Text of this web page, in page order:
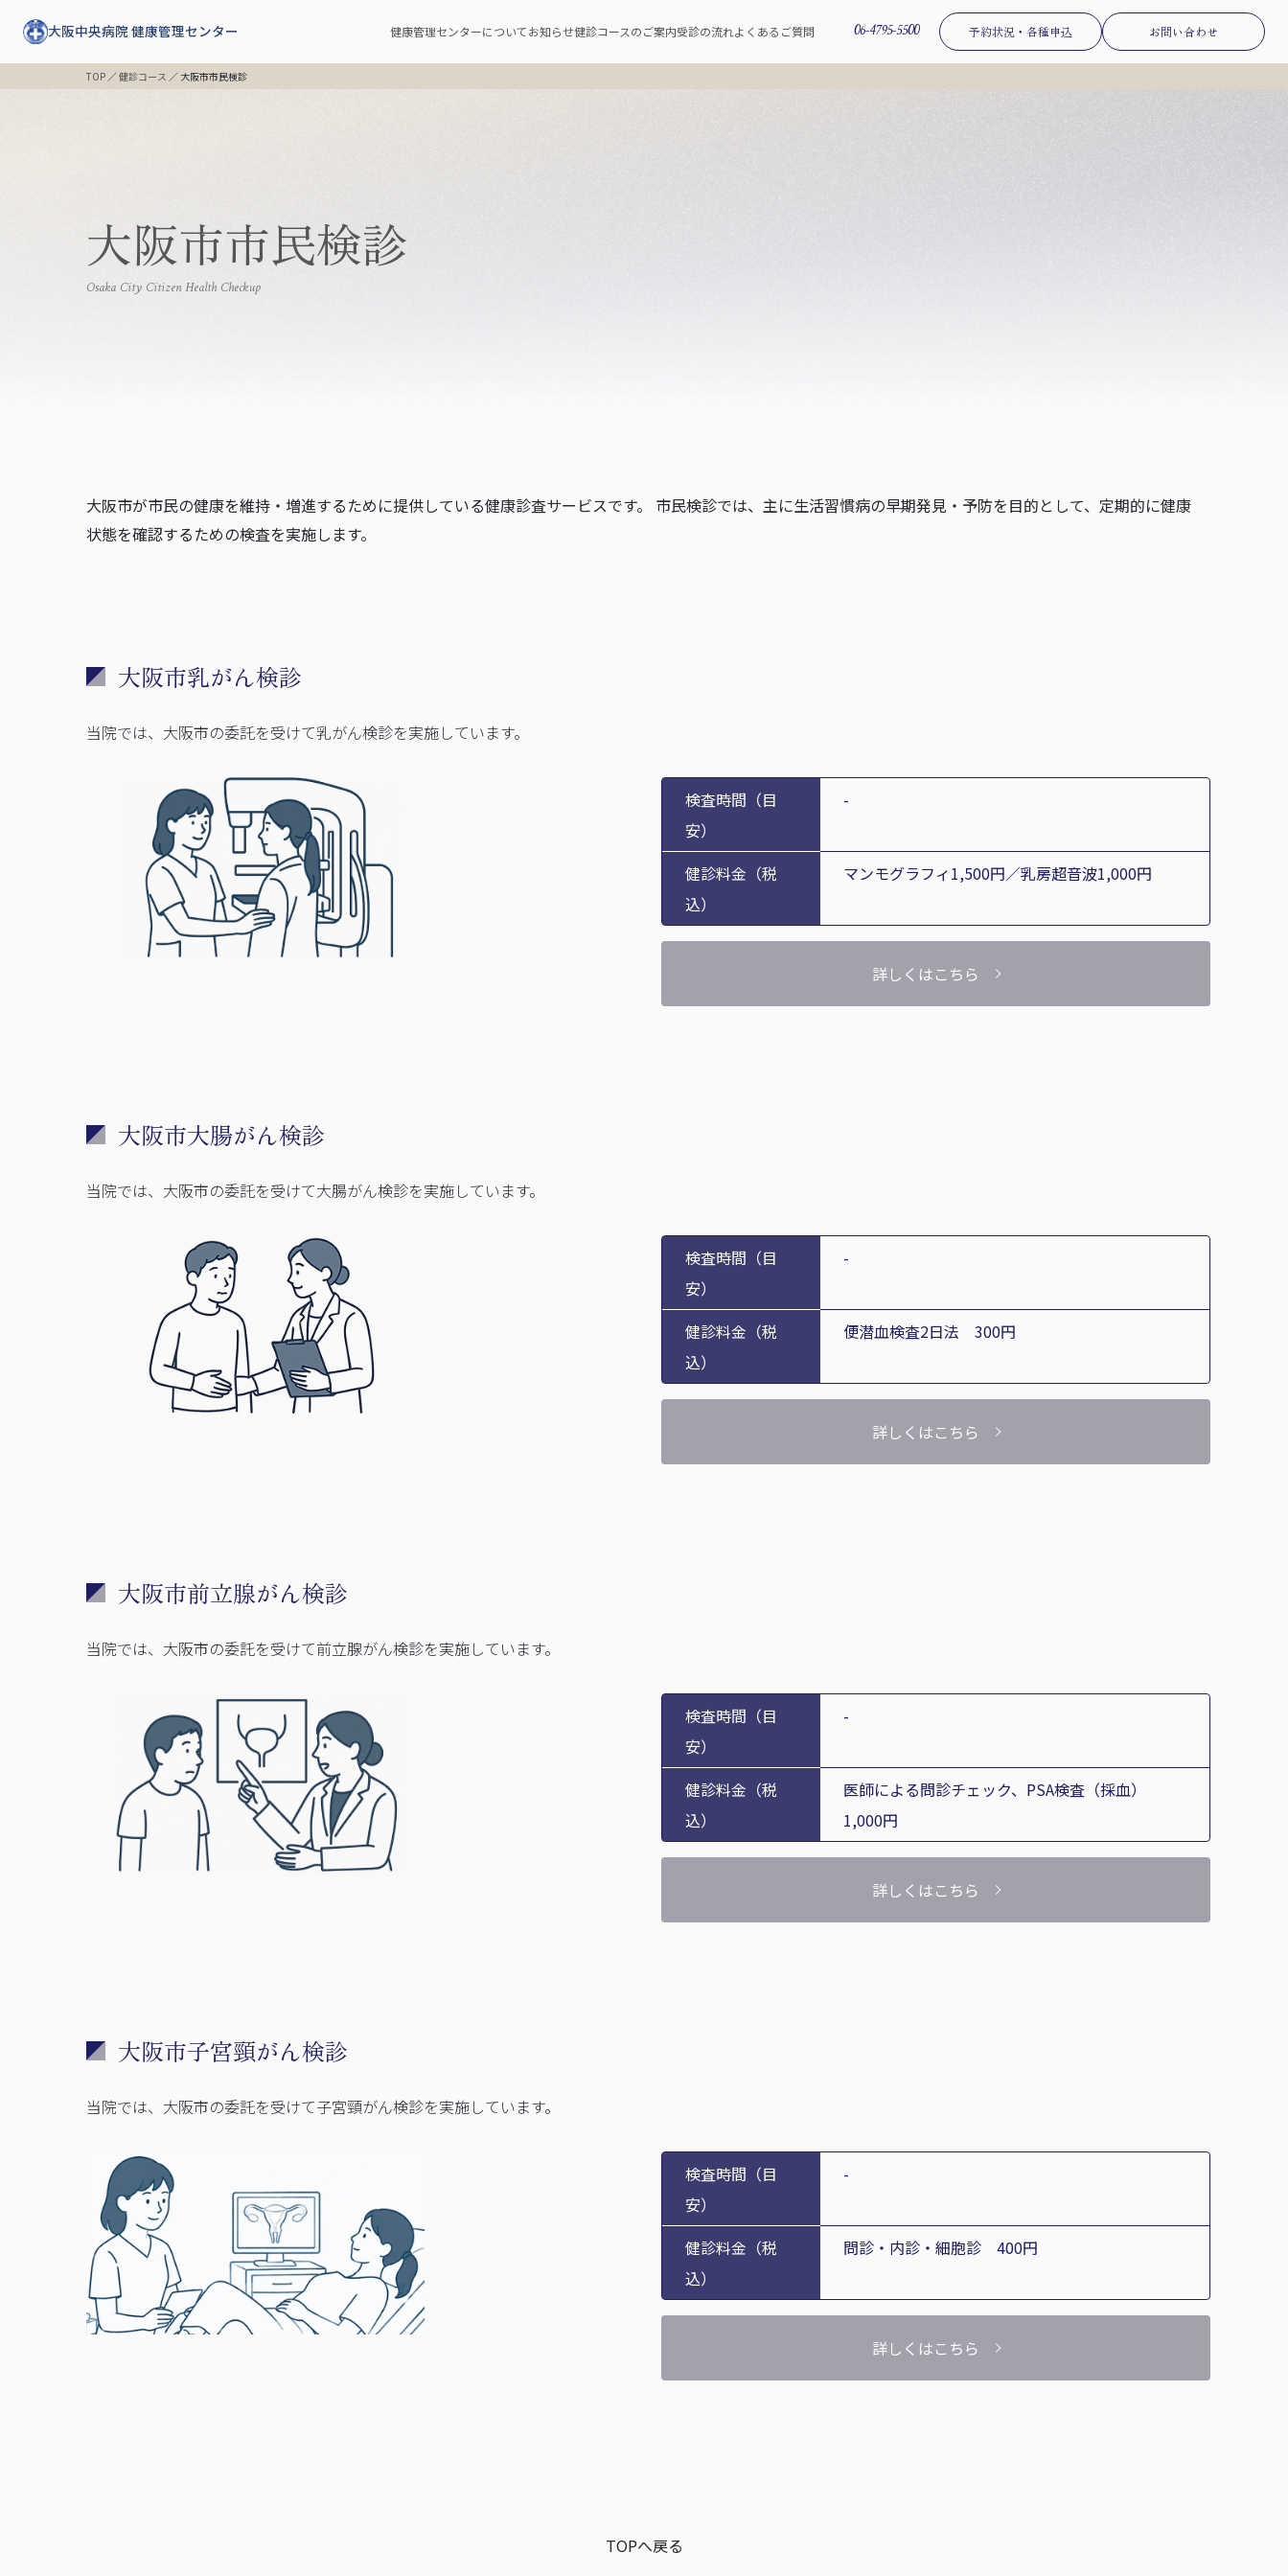
大阪中央病院 健康管理センター 健康管理センターについてお知らせ健診コースのご案内受診の流れよくあるご質問 06-4795-5500 予約状況・各種申込 お問い合わせ
TOP／健診コース ／ 大阪市市民検診
大阪市市民検診
Osaka City Citizen Health Checkup
大阪市が市民の健康を維持・増進するために提供している健康診査サービスです。 市民検診では、主に生活習慣病の早期発見・予防を目的として、定期的に健康
状態を確認するための検査を実施します。
大阪市乳がん検診
当院では、大阪市の委託を受けて乳がん検診を実施しています。
検査時間（目
安）
-
健診料金（税
込）
マンモグラフィ1,500円／乳房超音波1,000円
詳しくはこちら
大阪市大腸がん検診
当院では、大阪市の委託を受けて大腸がん検診を実施しています。
検査時間（目
安）
-
健診料金（税
込）
便潜血検査2日法 300円
詳しくはこちら
大阪市前立腺がん検診
当院では、大阪市の委託を受けて前立腺がん検診を実施しています。
検査時間（目
安）
-
健診料金（税
込）
医師による問診チェック、PSA検査（採血）
1,000円
詳しくはこちら
大阪市子宮頸がん検診
当院では、大阪市の委託を受けて子宮頸がん検診を実施しています。
検査時間（目
安）
-
健診料金（税
込）
問診・内診・細胞診 400円
詳しくはこちら
TOPへ戻る